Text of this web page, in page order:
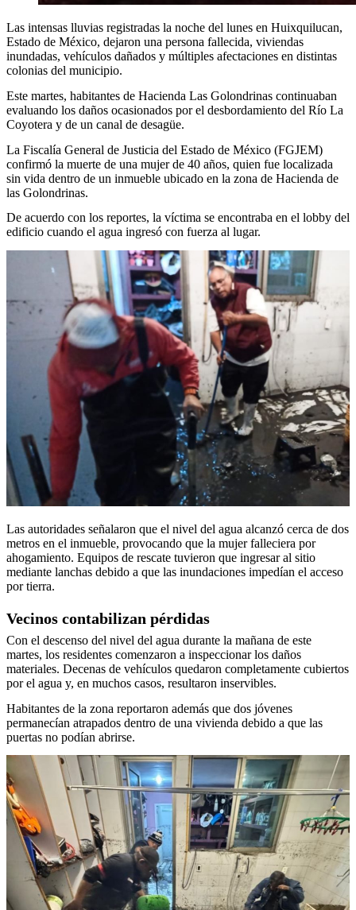
Las intensas lluvias registradas la noche del lunes en Huixquilucan,
Estado de México, dejaron una persona fallecida, viviendas
inundadas, vehículos dañados y múltiples afectaciones en distintas
colonias del municipio.
Este martes, habitantes de Hacienda Las Golondrinas continuaban
evaluando los daños ocasionados por el desbordamiento del Río La
Coyotera y de un canal de desagüe.
La Fiscalía General de Justicia del Estado de México (FGJEM)
confirmó la muerte de una mujer de 40 años, quien fue localizada
sin vida dentro de un inmueble ubicado en la zona de Hacienda de
las Golondrinas.
De acuerdo con los reportes, la víctima se encontraba en el lobby del
edificio cuando el agua ingresó con fuerza al lugar.
Las autoridades señalaron que el nivel del agua alcanzó cerca de dos
metros en el inmueble, provocando que la mujer falleciera por
ahogamiento. Equipos de rescate tuvieron que ingresar al sitio
mediante lanchas debido a que las inundaciones impedían el acceso
por tierra.
Vecinos contabilizan pérdidas
Con el descenso del nivel del agua durante la mañana de este
martes, los residentes comenzaron a inspeccionar los daños
materiales. Decenas de vehículos quedaron completamente cubiertos
por el agua y, en muchos casos, resultaron inservibles.
Habitantes de la zona reportaron además que dos jóvenes
permanecían atrapados dentro de una vivienda debido a que las
puertas no podían abrirse.